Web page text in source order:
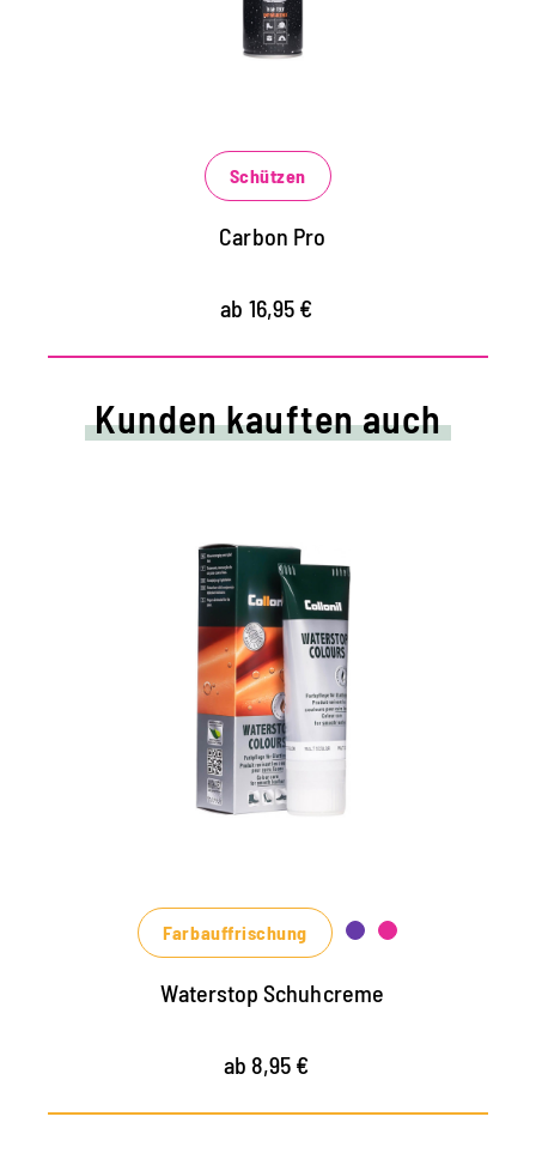
wirkt wie eine sprühbare Membran mit
Schützen
Carbon Pro
ab 16,95 €
Kunden kauften auch
Farbige Pflege- und
Imprägniercreme
pflegt alle Glattleder und HighTech-
Materialien mit Imprägnier-Effekt
nährt das Leder, hält es strapazierfähig
Farbauffrischung
Waterstop Schuhcreme
ab 8,95 €